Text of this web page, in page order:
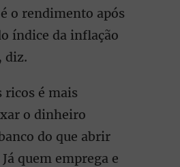
o rendimento após
índice da inflação
diz.
ricos é mais
o dinheiro
do que abrir
quem emprega e